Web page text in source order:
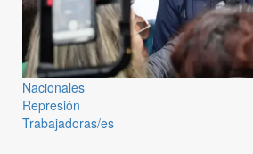
Nacionales
Represión
Trabajadoras/es